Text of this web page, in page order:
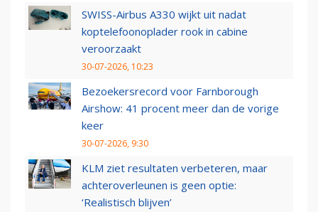
SWISS-Airbus A330 wijkt uit nadat
koptelefoonoplader rook in cabine
veroorzaakt
30-07-2026, 10:23
Bezoekersrecord voor Farnborough
Airshow: 41 procent meer dan de vorige
keer
30-07-2026, 9:30
KLM ziet resultaten verbeteren, maar
achteroverleunen is geen optie:
‘Realistisch blijven’